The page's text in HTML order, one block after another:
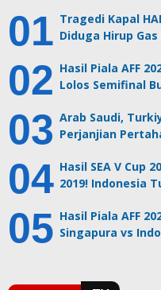
Tragedi Kapal
Diduga Hirup
Hasil Piala AFF
Lolos Semifinal
Arab Saudi,
Perjanjian
Hasil SEA V Cup
2019! Indonesia
Hasil Piala AFF
Singapura vs